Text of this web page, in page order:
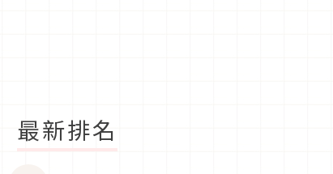
最新排名